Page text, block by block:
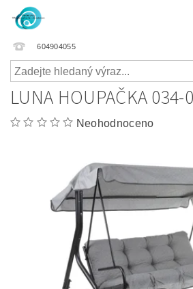
604904055
LUNA HOUPAČKA 034-
Neohodnoceno